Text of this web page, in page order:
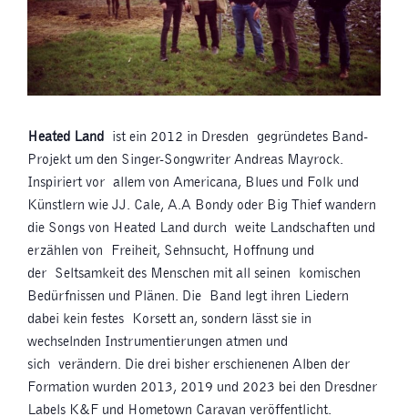
Heated Land ist ein 2012 in Dresden gegründetes Band-
Projekt um den Singer-Songwriter Andreas Mayrock.
Inspiriert vor allem von Americana, Blues und Folk und
Künstlern wie JJ. Cale, A.A Bondy oder Big Thief wandern
die Songs von Heated Land durch weite Landschaften und
erzählen von Freiheit, Sehnsucht, Hoffnung und
der Seltsamkeit des Menschen mit all seinen komischen
Bedürfnissen und Plänen. Die Band legt ihren Liedern
dabei kein festes Korsett an, sondern lässt sie in
wechselnden Instrumentierungen atmen und
sich verändern. Die drei bisher erschienenen Alben der
Formation wurden 2013, 2019 und 2023 bei den Dresdner
Labels K&F und Hometown Caravan veröffentlicht.